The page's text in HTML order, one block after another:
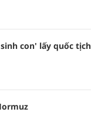
con' lấy quốc tịch